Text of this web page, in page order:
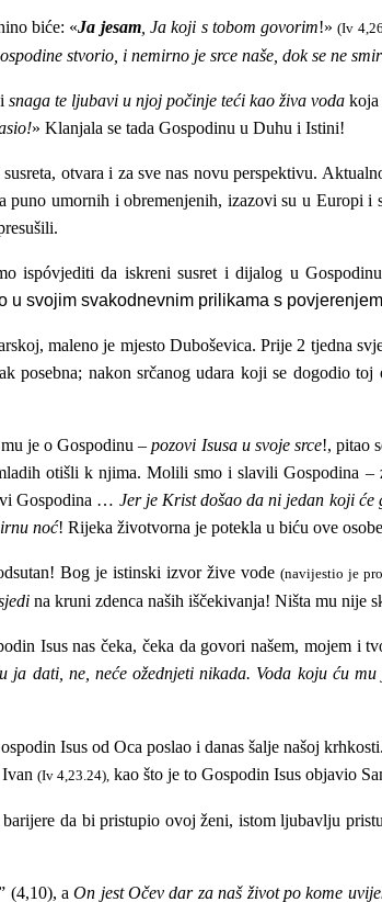
biće: «Ja jesam, Ja koji s tobom govorim!»(Iv
stvorio, i nemirno je srce naše, dok se ne
snaga te ljubavi u njoj počinje teći kao živa voda koja
!» Klanjala se tada Gospodinu u Duhu i Istini!
otvara i za sve nas novu perspektivu.
puno umornih i obremenjenih, izazovi su u
ispóvjediti da iskreni susret i dijalog u
u svojim svakodnevnim prilikama s
maleno je mjesto Duboševica. Prije 2 tjedna
posebna; nakon srčanog udara koji se dogodio
je o Gospodinu –pozovi Isusa u svoje srce!, pitao
otišli k njima. Molili smo i slavili Gospodina
Gospodina … Jer je Krist došao da ni jedan koji
noć! Rijeka životvorna je potekla u biću ove
Bog je istinski izvor žive vode (navijestio je
na kruni zdenca naših iščekivanja! Ništa mu nije
Isus nas čeka, čeka da govori našem, mojem
ja dati, ne, neće ožednjeti nikada. Voda koju ću mu
Isus od Oca poslao i danas šalje našoj
(Iv 4,23.24), kao što je to Gospodin Isus objavio
da bi pristupio ovoj ženi, istom ljubavlju
(4,10), aOn jest Očev dar za naš život po kome